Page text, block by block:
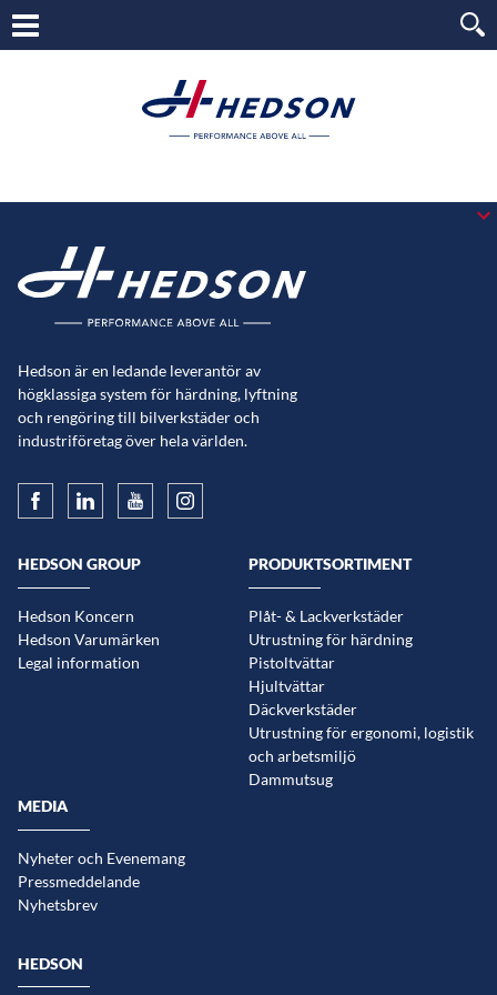
Hedson är en ledande leverantör av
högklassiga system för härdning, lyftning
och rengöring till bilverkstäder och
industriföretag över hela världen.
HEDSON GROUP
Hedson Koncern
Hedson Varumärken
Legal information
PRODUKTSORTIMENT
Plåt- & Lackverkstäder
Utrustning för härdning
Pistoltvättar
Hjultvättar
Däckverkstäder
Utrustning för ergonomi, logistik
och arbetsmiljö
Dammutsug
MEDIA
Nyheter och Evenemang
Pressmeddelande
Nyhetsbrev
HEDSON